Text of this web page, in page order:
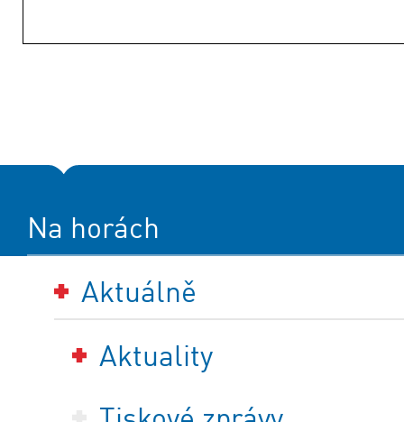
Na horách
Aktuálně
Aktuality